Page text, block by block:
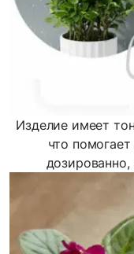
Изделие имеет
что